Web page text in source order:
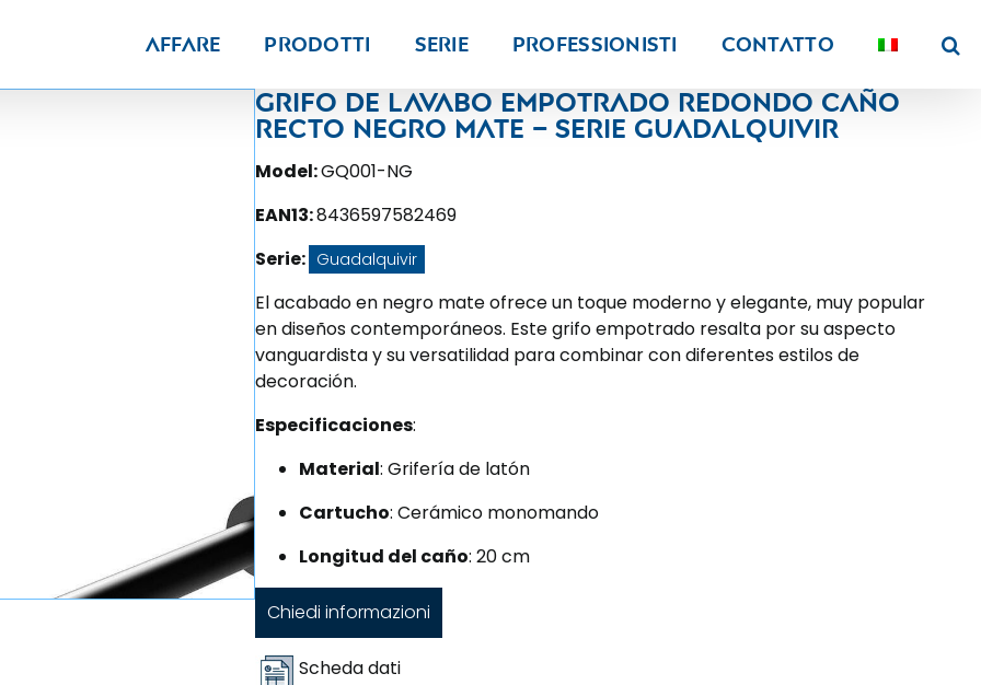
Affare Prodotti Serie PROFESSIONISTI Contatto
Grifo de lavabo empotrado redondo caño
recto negro mate – Serie Guadalquivir
Model:GQ001-NG
EAN13:8436597582469
Serie: Guadalquivir
El acabado en negro mate ofrece un toque moderno y elegante, muy popular
en diseños contemporáneos. Este grifo empotrado resalta por su aspecto
vanguardista y su versatilidad para combinar con diferentes estilos de
decoración.
Especificaciones:
Material: Grifería de latón
Cartucho: Cerámico monomando
Longitud del caño: 20 cm
Chiedi informazioni
Scheda dati